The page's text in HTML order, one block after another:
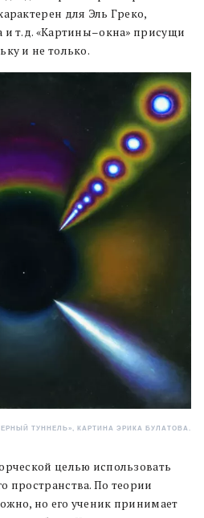
для Эль Греко,
и т.д. «Картины–окна» присущи
и не только.
ТУННЕЛЬ», КАРТИНА ЭРИКА БУЛАТОВА.
целью использовать
пространства. По теории
но его ученик принимает